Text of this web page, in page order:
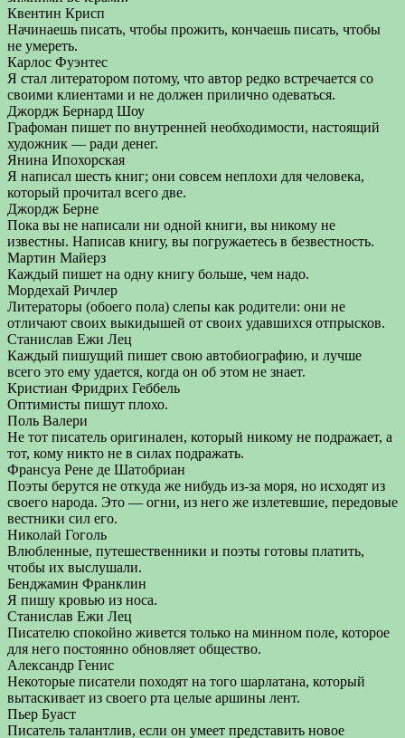
Квентин Крисп
Начинаешь писать, чтобы прожить, кончаешь писать, чтобы
не умереть.
Карлос Фуэнтес
Я стал литератором потому, что автор редко встречается со
своими клиентами и не должен прилично одеваться.
Джордж Бернард Шоу
Графоман пишет по внутренней необходимости, настоящий
художник — ради денег.
Янина Ипохорская
Я написал шесть книг; они совсем неплохи для человека,
который прочитал всего две.
Джордж Берне
Пока вы не написали ни одной книги, вы никому не
известны. Написав книгу, вы погружаетесь в безвестность.
Мартин Майерз
Каждый пишет на одну книгу больше, чем надо.
Мордехай Ричлер
Литераторы (обоего пола) слепы как родители: они не
отличают своих выкидышей от своих удавшихся отпрысков.
Станислав Ежи Лец
Каждый пишущий пишет свою автобиографию, и лучше
всего это ему удается, когда он об этом не знает.
Кристиан Фридрих Геббель
Оптимисты пишут плохо.
Поль Валери
Не тот писатель оригинален, который никому не подражает, а
тот, кому никто не в силах подражать.
Франсуа Рене де Шатобриан
Поэты берутся не откуда же нибудь из-за моря, но исходят из
своего народа. Это — огни, из него же излетевшие, передовые
вестники сил его.
Николай Гоголь
Влюбленные, путешественники и поэты готовы платить,
чтобы их выслушали.
Бенджамин Франклин
Я пишу кровью из носа.
Станислав Ежи Лец
Писателю спокойно живется только на минном поле, которое
для него постоянно обновляет общество.
Александр Генис
Некоторые писатели походят на того шарлатана, который
вытаскивает из своего рта целые аршины лент.
Пьер Буаст
Писатель талантлив, если он умеет представить новое